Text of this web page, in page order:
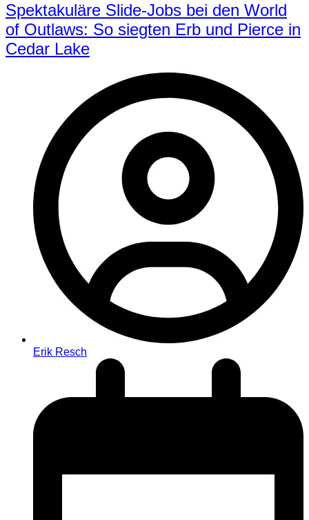
Spektakuläre Slide-Jobs bei den World
of Outlaws: So siegten Erb und Pierce in
Cedar Lake
Erik Resch